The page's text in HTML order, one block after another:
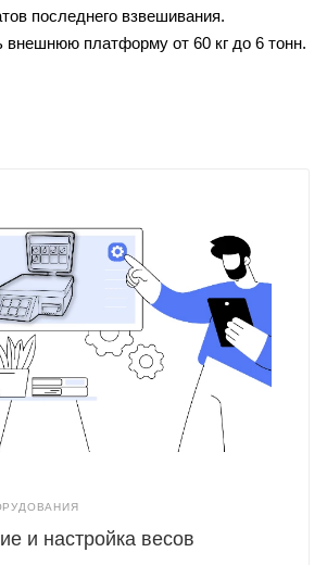
последнего взвешивания.
платформу от 60 кг до 6 тонн.
и настройка весов